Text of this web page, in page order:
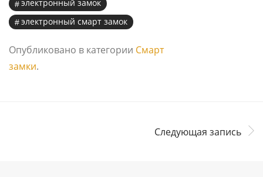
электронный замок
электронный смарт замок
Опубликовано в категории Смарт
замки.
Следующая запись